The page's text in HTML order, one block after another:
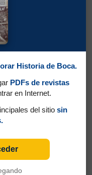
Mansilla
Historia de Boca.
PDFs de revistas
en Internet.
del sitio sin